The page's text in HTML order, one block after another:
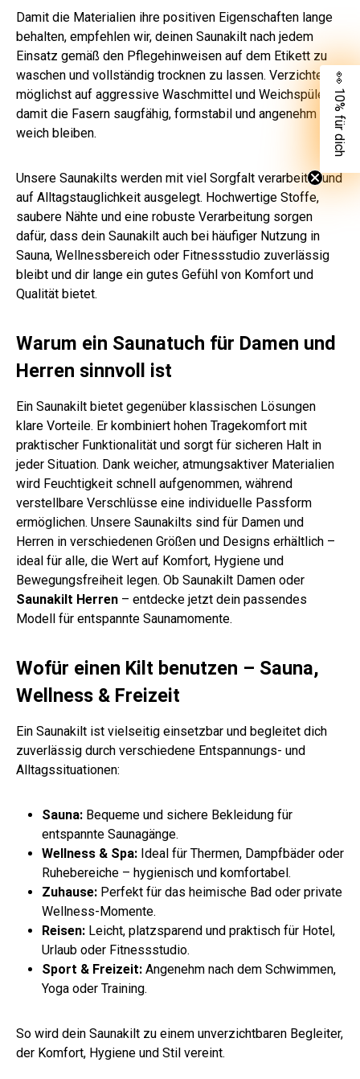
Damit die Materialien ihre positiven Eigenschaften lange
behalten, empfehlen wir, deinen Saunakilt nach jedem
Einsatz gemäß den Pflegehinweisen auf dem Etikett zu
waschen und vollständig trocknen zu lassen. Verzichte
möglichst auf aggressive Waschmittel und Weichspüler,
damit die Fasern saugfähig, formstabil und angenehm
weich bleiben.
Unsere Saunakilts werden mit viel Sorgfalt verarbeitet und
auf Alltagstauglichkeit ausgelegt. Hochwertige Stoffe,
saubere Nähte und eine robuste Verarbeitung sorgen
dafür, dass dein Saunakilt auch bei häufiger Nutzung in
Sauna, Wellnessbereich oder Fitnessstudio zuverlässig
bleibt und dir lange ein gutes Gefühl von Komfort und
Qualität bietet.
Warum ein Saunatuch für Damen und
Herren sinnvoll ist
Ein Saunakilt bietet gegenüber klassischen Lösungen
klare Vorteile. Er kombiniert hohen Tragekomfort mit
praktischer Funktionalität und sorgt für sicheren Halt in
jeder Situation. Dank weicher, atmungsaktiver Materialien
wird Feuchtigkeit schnell aufgenommen, während
verstellbare Verschlüsse eine individuelle Passform
ermöglichen. Unsere Saunakilts sind für Damen und
Herren in verschiedenen Größen und Designs erhältlich –
ideal für alle, die Wert auf Komfort, Hygiene und
Bewegungsfreiheit legen. Ob Saunakilt Damen oder
Saunakilt Herren – entdecke jetzt dein passendes
Modell für entspannte Saunamomente.
Wofür einen Kilt benutzen – Sauna,
Wellness & Freizeit
Ein Saunakilt ist vielseitig einsetzbar und begleitet dich
zuverlässig durch verschiedene Entspannungs- und
Alltagssituationen:
Sauna: Bequeme und sichere Bekleidung für
entspannte Saunagänge.
Wellness & Spa: Ideal für Thermen, Dampfbäder oder
Ruhebereiche – hygienisch und komfortabel.
Zuhause: Perfekt für das heimische Bad oder private
Wellness-Momente.
Reisen: Leicht, platzsparend und praktisch für Hotel,
Urlaub oder Fitnessstudio.
Sport & Freizeit: Angenehm nach dem Schwimmen,
Yoga oder Training.
So wird dein Saunakilt zu einem unverzichtbaren Begleiter,
der Komfort, Hygiene und Stil vereint.
👀 10% für dich